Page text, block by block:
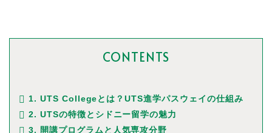
CONTENTS
1. UTS Collegeとは？UTS進学パスウェイの仕組み
2. UTSの特徴とシドニー留学の魅力
3. 開講プログラムと人気専攻分野